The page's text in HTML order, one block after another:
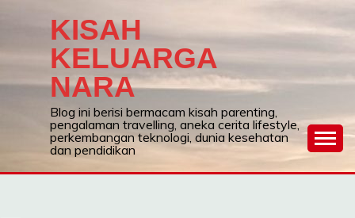
KISAH
KELUARGA
NARA
Blog ini berisi bermacam kisah parenting,
pengalaman travelling, aneka cerita lifestyle,
perkembangan teknologi, dunia kesehatan
dan pendidikan